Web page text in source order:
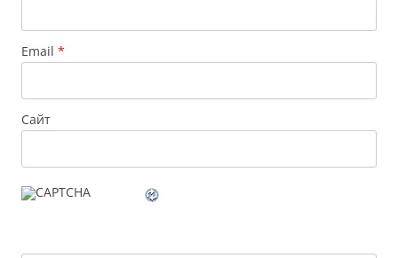
Email *
Сайт